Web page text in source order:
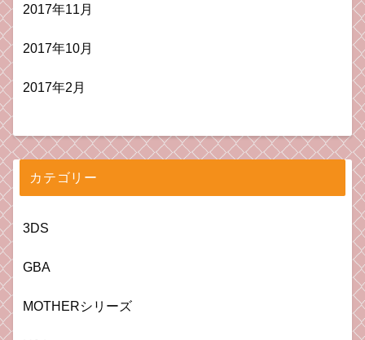
2017年11月
2017年10月
2017年2月
カテゴリー
3DS
GBA
MOTHERシリーズ